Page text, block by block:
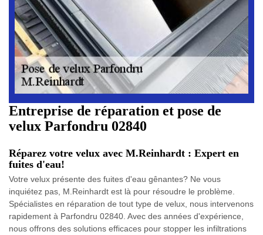
Entreprise de réparation et pose de
velux Parfondru 02840
Réparez votre velux avec M.Reinhardt : Expert en
fuites d'eau!
Votre velux présente des fuites d'eau gênantes? Ne vous
inquiétez pas, M.Reinhardt est là pour résoudre le problème.
Spécialistes en réparation de tout type de velux, nous intervenons
rapidement à Parfondru 02840. Avec des années d'expérience,
nous offrons des solutions efficaces pour stopper les infiltrations